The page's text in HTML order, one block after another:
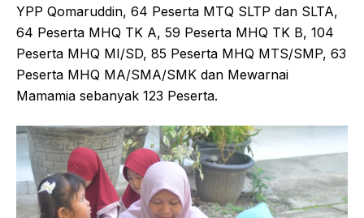
YPP Qomaruddin, 64 Peserta MTQ SLTP dan SLTA,
64 Peserta MHQ TK A, 59 Peserta MHQ TK B, 104
Peserta MHQ MI/SD, 85 Peserta MHQ MTS/SMP, 63
Peserta MHQ MA/SMA/SMK dan Mewarnai
Mamamia sebanyak 123 Peserta.